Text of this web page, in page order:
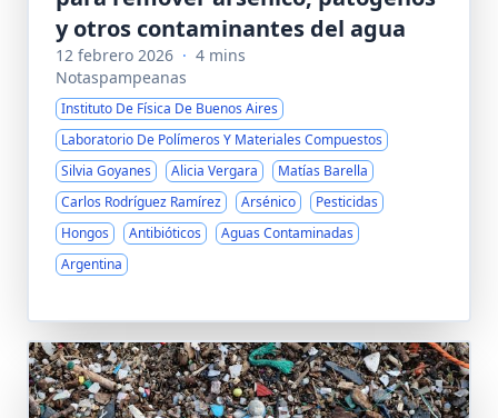
y otros contaminantes del agua
12 febrero 2026 · 4 mins
Notaspampeanas
Instituto De Física De Buenos Aires
Laboratorio De Polímeros Y Materiales Compuestos
Silvia Goyanes
Alicia Vergara
Matías Barella
Carlos Rodríguez Ramírez
Arsénico
Pesticidas
Hongos
Antibióticos
Aguas Contaminadas
Argentina